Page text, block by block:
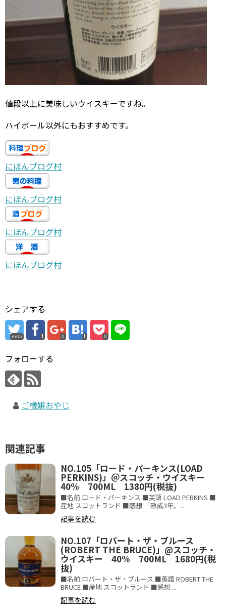
値段以上に美味しいウイスキーですね。
ハイボール以外にもおすすめです。
にほんブログ村
にほんブログ村
にほんブログ村
にほんブログ村
シェアする
error 0 0
フォローする
ご機嫌おやじ
関連記事
NO.105「ロード・パーキンス(LOAD
PERKINS)」＠スコッチ・ウイスキー
40% 700ML 1380円(税抜)
■名前 ロード・パーキンス ■英語 LOAD PERKINS ■
産地 スコットランド ■感想 「熟成3年。...
記事を読む
NO.107「ロバート・ザ・ブルース
(ROBERT THE BRUCE)」@スコッチ・
ウイスキー 40% 700ML 1680円(税
抜)
■名前 ロバート・ザ・ブルース ■英語 ROBERT THE
BRUCE ■産地 スコットランド ■感想 ...
記事を読む